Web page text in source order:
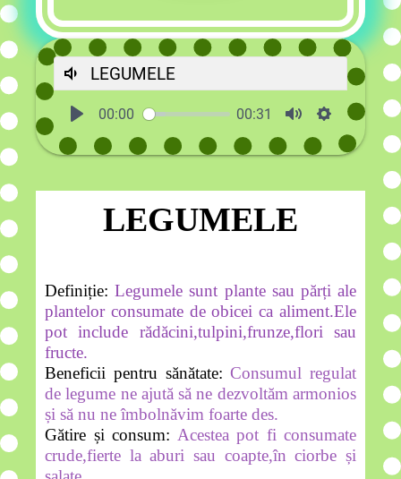
LEGUMELE
00:00 00:31
LEGUMELE
Definiție:Legumele sunt plante sau părți ale
plantelor consumate de obicei ca aliment.Ele
pot include rădăcini,tulpini,frunze,flori sau
fructe.
Beneficii pentru sănătate:Consumul regulat
de legume ne ajută să ne dezvoltăm armonios
și să nu ne îmbolnăvim foarte des.
Gătire și consum: Acestea pot fi consumate
crude,fierte la aburi sau coapte,în ciorbe și